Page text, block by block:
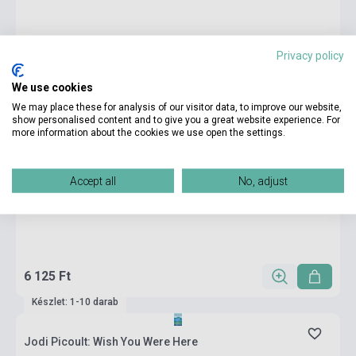
6 125 Ft
Készlet: 1-10 darab
Jodi Picoult: Wish You Were Here
Privacy policy
We use cookies
We may place these for analysis of our visitor data, to improve our website,
show personalised content and to give you a great website experience. For
more information about the cookies we use open the settings.
Accept all No, adjust